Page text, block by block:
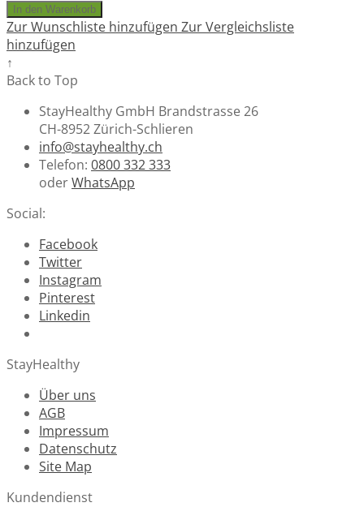
In den Warenkorb
Zur Wunschliste hinzufügen Zur Vergleichsliste
hinzufügen
↑
Back to Top
StayHealthy GmbH Brandstrasse 26
CH-8952 Zürich-Schlieren
info@stayhealthy.ch
Telefon: 0800 332 333
oderWhatsApp
Social:
Facebook
Twitter
Instagram
Pinterest
Linkedin
StayHealthy
Über uns
AGB
Impressum
Datenschutz
Site Map
Kundendienst